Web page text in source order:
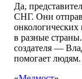
Да,
СНГ. Они
онкологических
в разные
создателя —
помогает людям.